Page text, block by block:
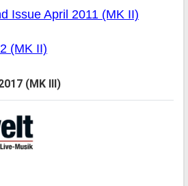
Issue April 2011 (MK II)
(MK II)
(MK III)